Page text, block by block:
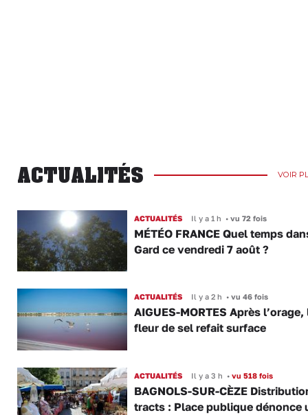
ACTUALITÉS VOIR
ACTUALITÉS Il y a 1 h •vu 72 fois
MÉTÉO FRANCE Quel temps
Gard ce vendredi 7 août ?
ACTUALITÉS Il y a 2 h •vu 46 fois
AIGUES-MORTES Après l’orage,
fleur de sel refait surface
ACTUALITÉS Il y a 3 h •vu 518 fois
BAGNOLS-SUR-CÈZE
tracts : Place publique dénonce